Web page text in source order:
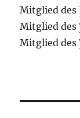
Mitglied des
Mitglied des
Mitglied des